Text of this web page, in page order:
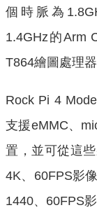
個時脈為
1.4GHz的Arm
T864繪圖處理
Rock Pi 4
支援eMMC、
置，並可從這
4K、60FPS影
1440、60FPS